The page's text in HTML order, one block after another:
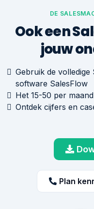
DE
Ook een
jouw
Gebruik de volledige
software SalesFlow
Het 15-50 per
Ontdek cijfers en
Plan